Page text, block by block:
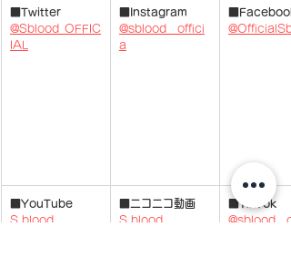
■Twitter
@Sblood_OFFIC
IAL
■Instagram
@sblood__offici
a
■Facebook
■YouTube
S blood
■ニコニコ動画
S blood
■TikTok